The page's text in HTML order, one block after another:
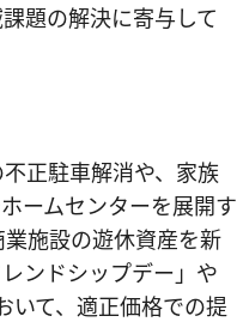
題の解決に寄与して
正駐車解消や、家族
ームセンターを展開す
施設の遊休資産を新
ンドシップデー」や
いて、適正価格での提